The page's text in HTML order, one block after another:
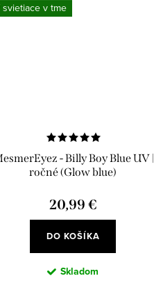
svietiace v tme
- Billy Boy Blue UV |
ročné (Glow blue)
20,99 €
DO KOŠÍKA
Skladom